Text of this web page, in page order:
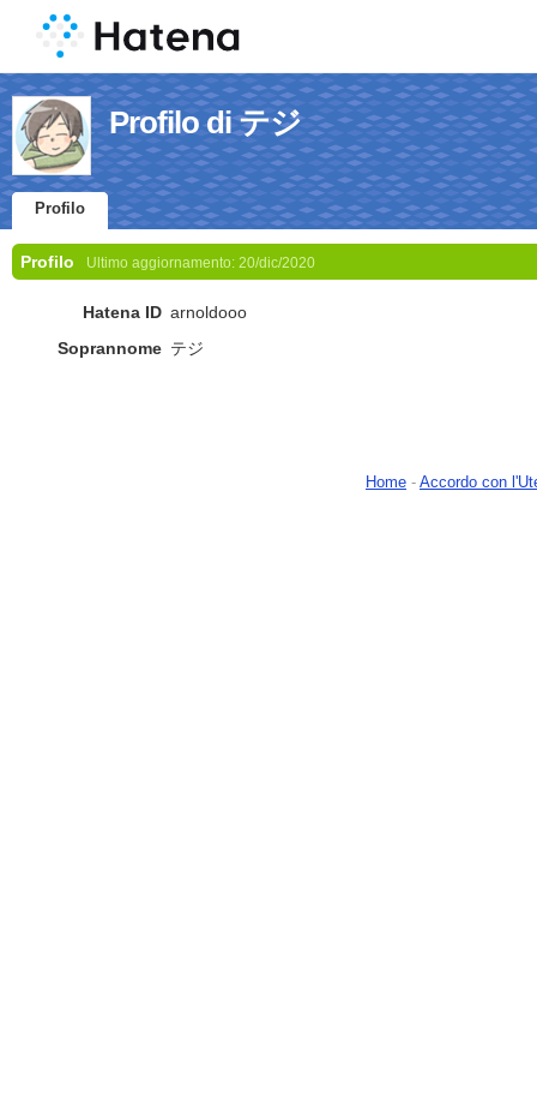
Profilo di テジ
Profilo
Profilo Ultimo aggiornamento: 20/dic/2020
Hatena ID arnoldooo
Soprannome テジ
Home - Accordo con